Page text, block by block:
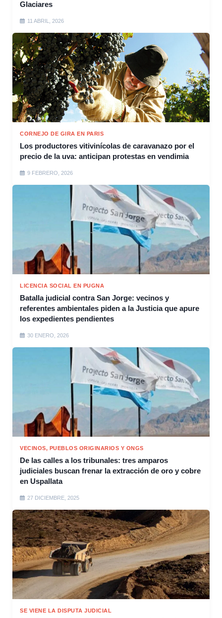
Glaciares
11 ABRIL, 2026
CORNEJO DE GIRA EN PARIS
Los productores vitivinícolas de caravanazo por el
precio de la uva: anticipan protestas en vendimia
9 FEBRERO, 2026
LICENCIA SOCIAL EN PUGNA
Batalla judicial contra San Jorge: vecinos y
referentes ambientales piden a la Justicia que apure
los expedientes pendientes
30 ENERO, 2026
VECINOS, PUEBLOS ORIGINARIOS Y ONGS
De las calles a los tribunales: tres amparos
judiciales buscan frenar la extracción de oro y cobre
en Uspallata
27 DICIEMBRE, 2025
SE VIENE LA DISPUTA JUDICIAL